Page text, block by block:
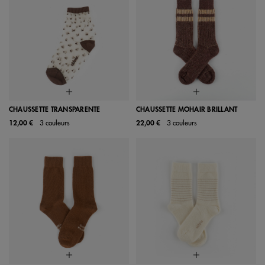
CHAUSSETTE TRANSPARENTE
12,00 €
3 couleurs
CHAUSSETTE MOHAIR BRILLANT
22,00 €
3 couleurs